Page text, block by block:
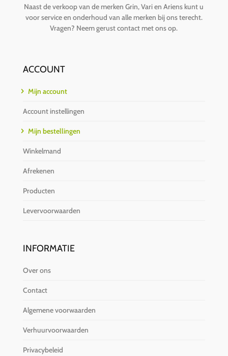
Naast de verkoop van de merken Grin, Vari en Ariens kunt u
voor service en onderhoud van alle merken bij ons terecht.
Vragen? Neem gerust contact met ons op.
ACCOUNT
Mijn account
Account instellingen
Mijn bestellingen
Winkelmand
Afrekenen
Producten
Levervoorwaarden
INFORMATIE
Over ons
Contact
Algemene voorwaarden
Verhuurvoorwaarden
Privacybeleid